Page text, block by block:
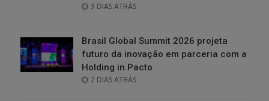
POSTED
3 DIAS ATRÁS
Brasil Global Summit 2026 projeta
futuro da inovação em parceria com a
Holding in.Pacto
POSTED
2 DIAS ATRÁS